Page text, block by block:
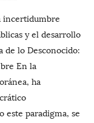
incertidumbre
y el desarrollo
de lo Desconocido:
En la
ha
este paradigma, se